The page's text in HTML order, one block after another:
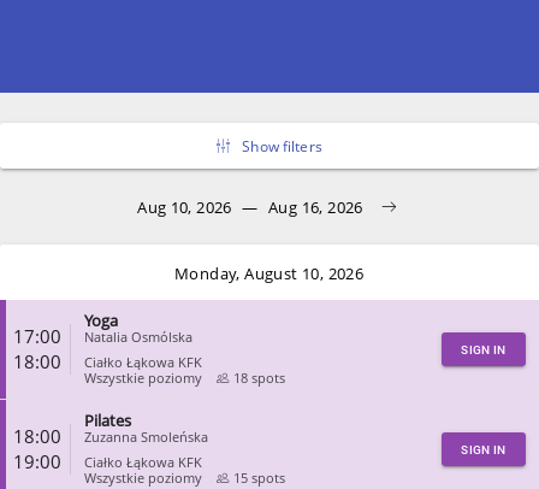
Show filters
Aug 10, 2026 — Aug 16, 2026
Monday, August 10, 2026
17:00
18:00
Yoga
Natalia Osmólska
Ciałko Łąkowa KFK
Wszystkie poziomy
18 spots
SIGN IN
18:00
19:00
Pilates
Zuzanna Smoleńska
Ciałko Łąkowa KFK
Wszystkie poziomy
15 spots
SIGN IN